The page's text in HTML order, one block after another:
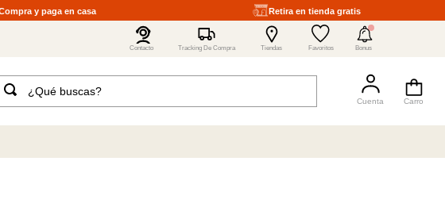
y paga en casa Retira en tienda gratis
Contacto Tracking De Compra Tiendas Favoritos
4
Bonus
buscas?